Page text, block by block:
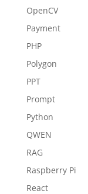
OpenCV
Payment
PHP
Polygon
PPT
Prompt
Python
QWEN
RAG
Raspberry Pi
React